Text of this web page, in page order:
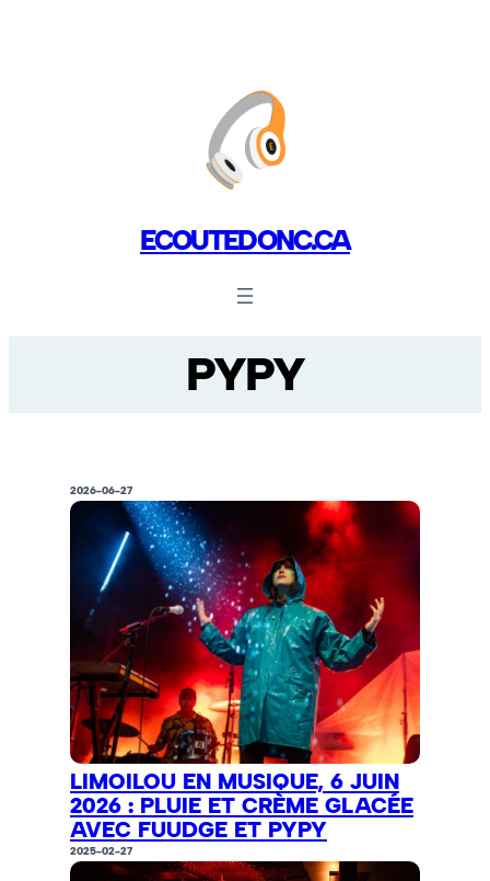
ECOUTEDONC.CA
PYPY
2026-06-27
LIMOILOU EN MUSIQUE, 6 JUIN
2026 : PLUIE ET CRÈME GLACÉE
AVEC FUUDGE ET PYPY
2025-02-27